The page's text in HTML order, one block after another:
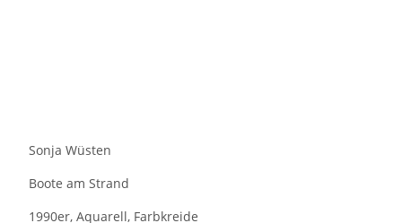
Sonja Wüsten
Boote am Strand
1990er, Aquarell, Farbkreide